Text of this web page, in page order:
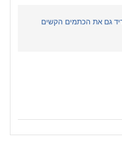
גם את הכתמים הקשים